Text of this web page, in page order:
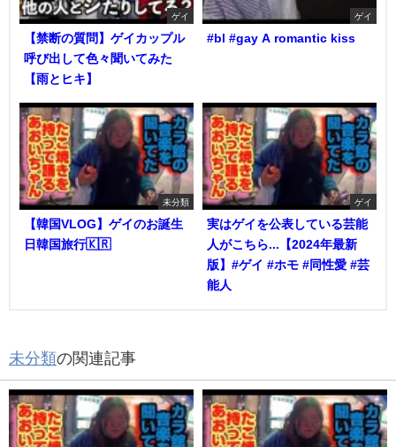
ゲイ
【禁断の質問】ゲイカップル
呼び出して色々聞いてみた
【雨とヒキ】
ゲイ
#bl #gay A romantic kiss
未分類
【韓国VLOG】ゲイのお誕生
日韓国旅行🇰🇷
ゲイ
実はゲイを公表している芸能
人がこちら...【2024年最新
版】#ゲイ #ホモ #同性愛 #芸
能人
未分類の関連記事